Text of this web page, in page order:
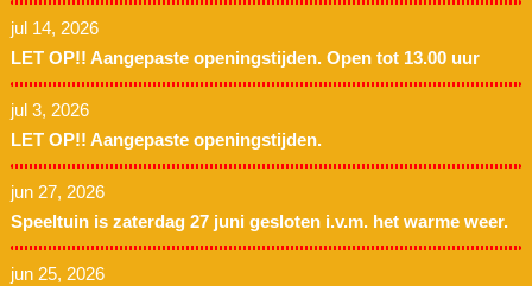
jul 14, 2026
LET OP!! Aangepaste openingstijden. Open tot 13.00 uur
jul 3, 2026
LET OP!! Aangepaste openingstijden.
jun 27, 2026
Speeltuin is zaterdag 27 juni gesloten i.v.m. het warme weer.
jun 25, 2026